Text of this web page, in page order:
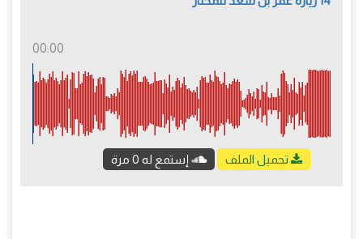
00:00
تحميل الملف إستمع له 0 مرة